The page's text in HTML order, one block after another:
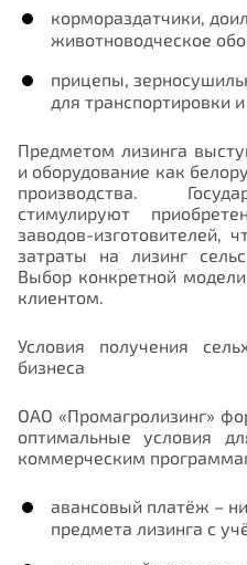
кормораздатчики,
животноводческое
прицепы,
для транспортировки
Предметом лизинга
и оборудование как
производства.
стимулируют
заводов-изготовителей,
затраты на лизинг
Выбор конкретной
клиентом.
Условия получения
бизнеса
ОАО «Промагролизинг»
оптимальные условия
коммерческим
авансовый платёж –
предмета лизинга с